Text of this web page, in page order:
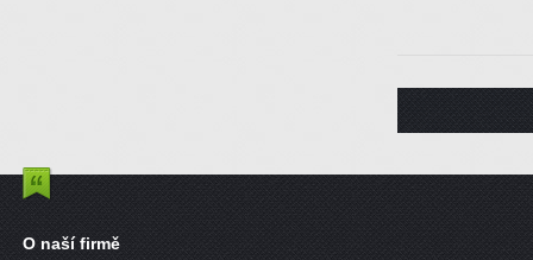
O naší firmě